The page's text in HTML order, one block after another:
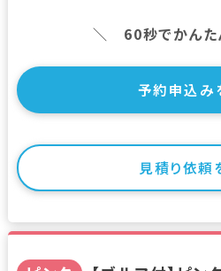
＼ 60秒でかんた
予約申込み
見積り依頼